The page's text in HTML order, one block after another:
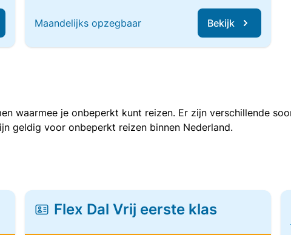
Maandelijks opzegbaar Bekijk
waarmee je onbeperkt kunt reizen. Er zijn verschillende
geldig voor onbeperkt reizen binnen Nederland.
Flex Dal Vrij eerste klas